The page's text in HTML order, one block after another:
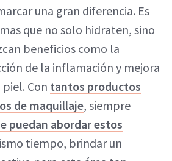
una gran diferencia. Es
que no solo hidraten, sino
beneficios como la
de la inflamación y mejora
Con tantos productos
de maquillaje, siempre
puedan abordar estos
tiempo, brindar un